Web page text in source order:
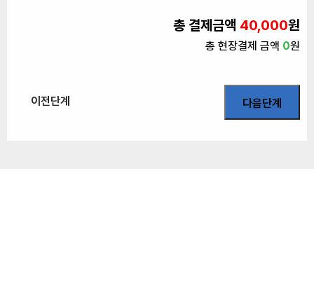
총 결제금액 40,000원
총 현장결제 금액 0원
이전단계 다음단계